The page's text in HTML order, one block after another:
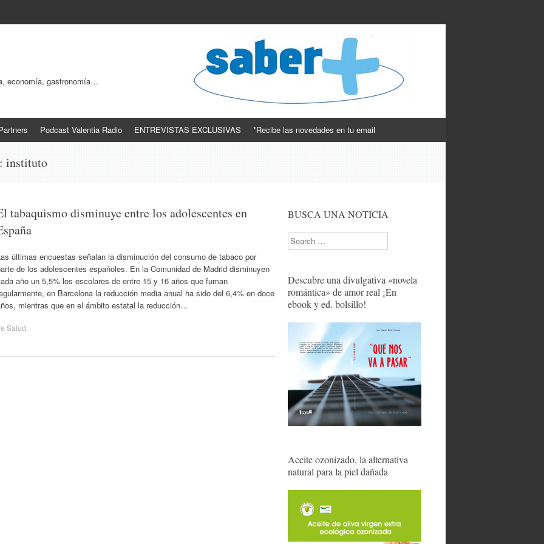
economía, gastronomía…
Podcast Valentia Radio ENTREVISTAS EXCLUSIVAS *Recibe las novedades en tu email
instituto
tabaquismo disminuye entre los adolescentes en
últimas encuestas señalan la disminución del consumo de tabaco por
de los adolescentes españoles. En la Comunidad de Madrid disminuyen
año un 5,5% los escolares de entre 15 y 16 años que fuman
en Barcelona la reducción media anual ha sido del 6,4% en doce
mientras que en el ámbito estatal la reducción…
Salud
BUSCA UNA NOTICIA
Search
Descubre una divulgativa «novela
romántica» de amor real ¡En
ebook y ed. bolsillo!
Aceite ozonizado, la alternativa
natural para la piel dañada